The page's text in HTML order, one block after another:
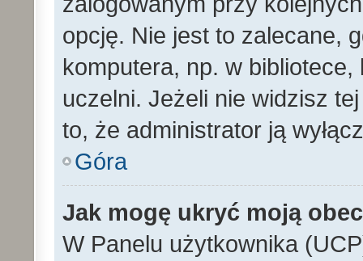
opcję. Nie jest to zalecane,
komputera, np. w
uczelni. Jeżeli nie widzisz
to, że administrator ją
Góra
Jak mogę ukryć moją
W Panelu użytkownika